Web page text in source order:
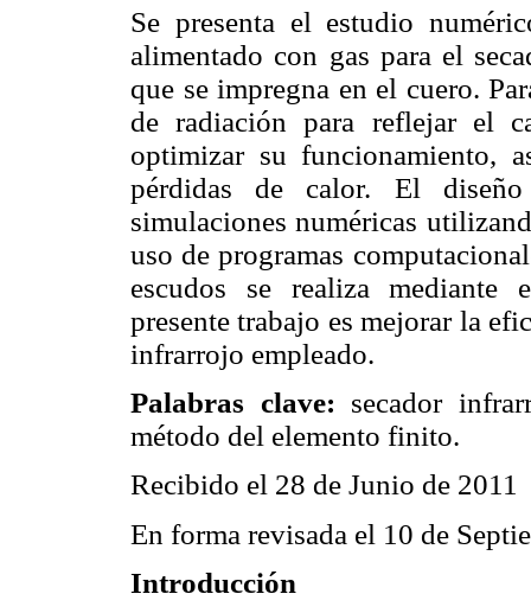
Se presenta el estudio
alimentado con gas para el
que se impregna en el cuero.
de radiación para reflejar el
optimizar su funcionamiento,
pérdidas de calor. El
simulaciones numéricas
uso de programas
escudos se realiza mediante
presente trabajo es mejorar la
infrarrojo empleado.
Palabras clave: secador
método del elemento finito.
Recibido el 28 de Junio de 2011
En forma revisada el 10 de
Introducción